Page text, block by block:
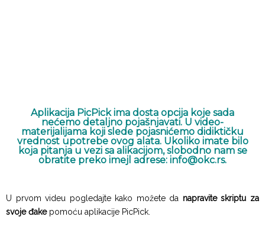
Aplikacija PicPick ima dosta opcija koje sada
nećemo detaljno pojašnjavati. U video-
materijalijama koji slede pojasnićemo didiktičku
vrednost upotrebe ovog alata. Ukoliko imate bilo
koja pitanja u vezi sa alikacijom, slobodno nam se
obratite preko imejl adrese: info@okc.rs.
U prvom videu pogledajte kako možete da napravite skriptu za
svoje đakepomoću aplikacije PicPick.